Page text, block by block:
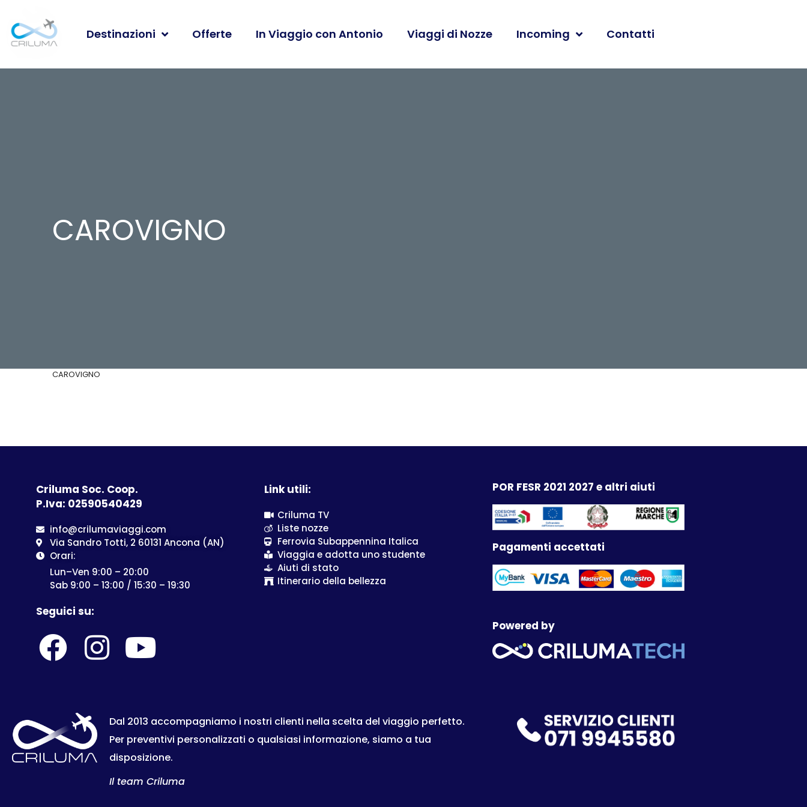
Destinazioni Offerte In Viaggio con Antonio Viaggi di Nozze Incoming Contatti
CAROVIGNO
CAROVIGNO
Criluma Soc. Coop.
P.Iva: 02590540429
info@crilumaviaggi.com
Via Sandro Totti, 2 60131 Ancona (AN)
Orari:
Lun–Ven 9:00 – 20:00
Sab 9:00 – 13:00 / 15:30 – 19:30
Seguici su:
Link utili:
Criluma TV
Liste nozze
Ferrovia Subappennina Italica
Viaggia e adotta uno studente
Aiuti di stato
Itinerario della bellezza
POR FESR 2021 2027 e altri aiuti
Pagamenti accettati
Powered by
Dal 2013 accompagniamo i nostri clienti nella scelta del viaggio perfetto.
Per preventivi personalizzati o qualsiasi informazione, siamo a tua
disposizione.
Il team Criluma